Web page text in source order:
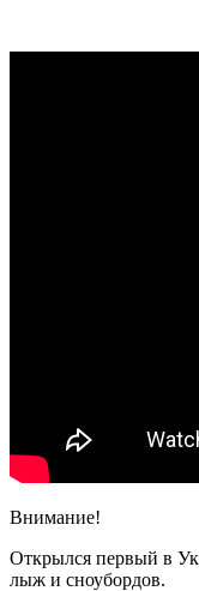
Внимание!
Открылся первый в
лыж и сноубордов.